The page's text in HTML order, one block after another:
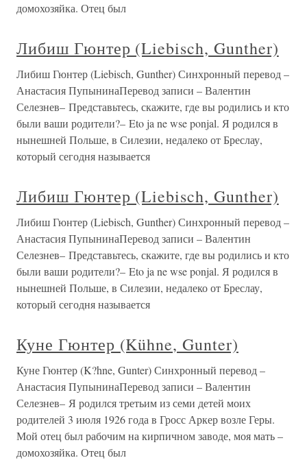
домохозяйка. Отец был
Либиш Гюнтер (Liebisch, Gunther)
Либиш Гюнтер (Liebisch, Gunther) Синхронный перевод –
Анастасия ПупынинаПеревод записи – Валентин
Селезнев– Представьтесь, скажите, где вы родились и кто
были ваши родители?– Eto ja ne wse ponjal. Я родился в
нынешней Польше, в Силезии, недалеко от Бреслау,
который сегодня называется
Либиш Гюнтер (Liebisch, Gunther)
Либиш Гюнтер (Liebisch, Gunther) Синхронный перевод –
Анастасия ПупынинаПеревод записи – Валентин
Селезнев– Представьтесь, скажите, где вы родились и кто
были ваши родители?– Eto ja ne wse ponjal. Я родился в
нынешней Польше, в Силезии, недалеко от Бреслау,
который сегодня называется
Куне Гюнтер (Kühne, Gunter)
Куне Гюнтер (K?hne, Gunter) Синхронный перевод –
Анастасия ПупынинаПеревод записи – Валентин
Селезнев– Я родился третьим из семи детей моих
родителей 3 июля 1926 года в Гросс Аркер возле Геры.
Мой отец был рабочим на кирпичном заводе, моя мать –
домохозяйка. Отец был